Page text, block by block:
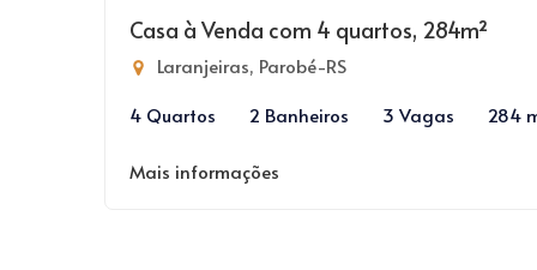
Casa à Venda com 4 quartos, 284m²
Laranjeiras, Parobé-RS
4 Quartos
2 Banheiros 3 Vagas 284
Mais informações